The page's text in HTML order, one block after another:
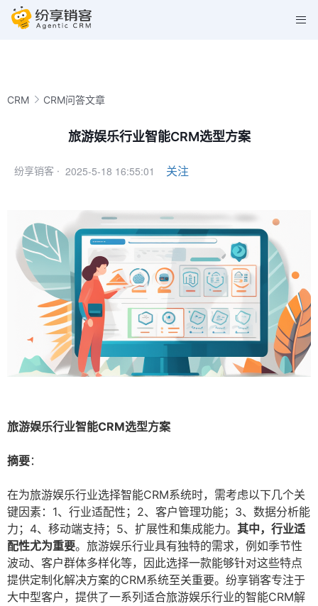
CRM CRM问答文章
旅游娱乐行业智能CRM选型方案
纷享销客 · 2025-5-18 16:55:01 关注
旅游娱乐行业智能CRM选型方案
摘要：
在为旅游娱乐行业选择智能CRM系统时，需考虑以下几个关
键因素：1、行业适配性；2、客户管理功能；3、数据分析能
力；4、移动端支持；5、扩展性和集成能力。 其中，行业适
配性尤为重要。旅游娱乐行业具有独特的需求，例如季节性
波动、客户群体多样化等，因此选择一款能够针对这些特点
提供定制化解决方案的CRM系统至关重要。纷享销客专注于
大中型客户，提供了一系列适合旅游娱乐行业的智能CRM解